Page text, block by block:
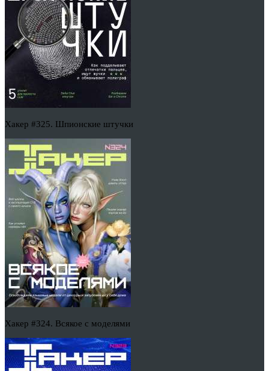
Хакер #325. Шпионские штучки
Хакер #324. Всякое с моделями